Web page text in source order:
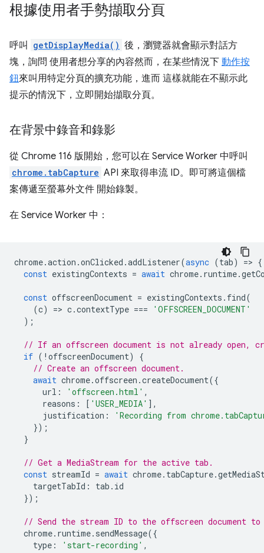
根據使用者手勢擷取分頁
呼叫 getDisplayMedia() 後，瀏覽器就會顯示對話方
塊，詢問 使用者想分享的內容然而，在某些情況下 動作按
鈕來叫用特定分頁的擴充功能，進而 這樣就能在不顯示此
提示的情況下，立即開始擷取分頁。
在背景中錄音和錄影
從 Chrome 116 版開始，您可以在 Service Worker 中呼叫
chrome.tabCapture API 來取得串流 ID。即可將這個檔
案傳遞至螢幕外文件 開始錄製。
在 Service Worker 中：
chrome.action .onClicked .addListener(async (tab) => {
const existingContexts = await chrome. runtime.
const offscreenDocument = existingContexts . find(
(c) => c.contextType ===
'OFFSCREEN_DOCUMENT'
);
// If an offscreen document is not already open,
if ( ! offscreenDocument)
{
// Create an offscreen document.
await chrome.offscreen .createDocument({
url : 'offscreen.html' ,
reasons : [ 'USER_MEDIA' ],
justification :
'Recording from
});
}
// Get a MediaStream for the active tab.
const streamId = await chrome. tabCapture.
targetTabId : tab . id
});
// Send the stream ID to the offscreen document
chrome. runtime. sendMessage({
type : 'start-recording' ,